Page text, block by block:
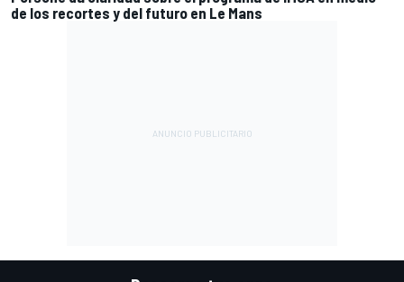
de los recortes y del futuro en Le Mans